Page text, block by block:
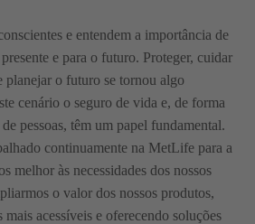
e entendem a importância de
e para o futuro. Proteger, cuidar
planejar o futuro se tornou algo
cenário o seguro de vida e, de forma
pessoas, têm um papel fundamental.
continuamente na MetLife para a
melhor às necessidades dos nossos
o valor dos nossos produtos,
mais acessíveis e oferecendo soluções